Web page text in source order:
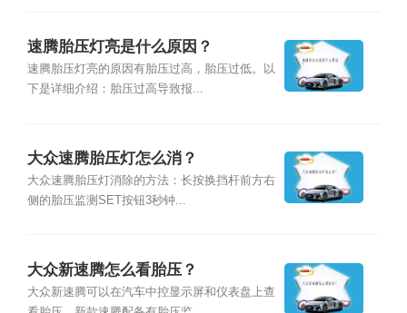
速腾胎压灯亮是什么原因？
速腾胎压灯亮的原因有胎压过高，胎压过低。以
下是详细介绍：胎压过高导致报...
大众速腾胎压灯怎么消？
大众速腾胎压灯消除的方法：长按换挡杆前方右
侧的胎压监测SET按钮3秒钟...
大众新速腾怎么看胎压？
大众新速腾可以在汽车中控显示屏和仪表盘上查